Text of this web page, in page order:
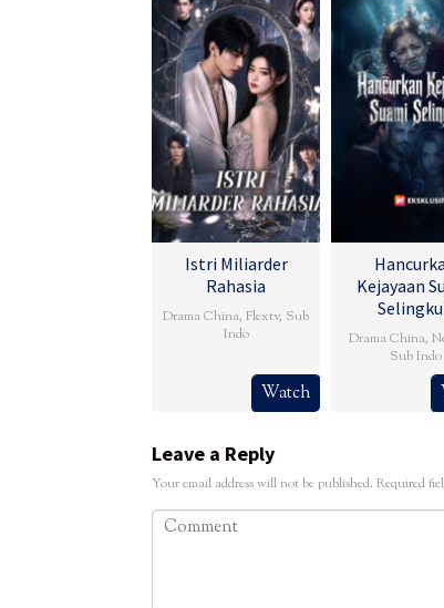
Istri Miliarder
Rahasia
Drama China, Flextv, Sub
Indo
Watch
Kejayaan
Drama China,
Sub Indo
Leave a Reply
Your email address will not be published. Required